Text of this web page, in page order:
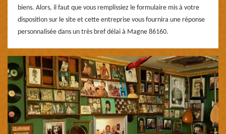
biens. Alors, il faut que vous remplissiez le formulaire mis à votre
disposition sur le site et cette entreprise vous fournira une réponse
personnalisée dans un très bref délai à Magne 86160.